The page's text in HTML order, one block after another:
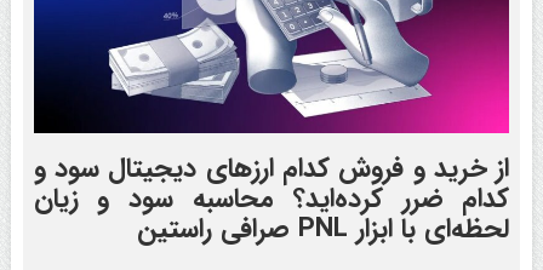
از خرید و فروش کدام ارزهای دیجیتال سود و
کدام ضرر کرده‌اید؟ محاسبه سود و زیان
لحظه‌ای با ابزار PNL صرافی راستین